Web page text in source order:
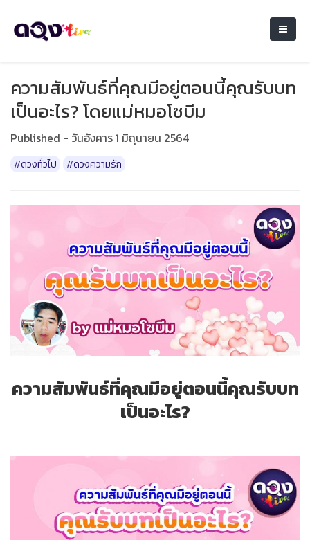
ความสัมพันธ์ที่คุณมีอยู่ตอนนี้คุณรับบท
เป็นอะไร? โดยแม่หมอโซบีม
Published - วันอังคาร 1 มิถุนายน 2564
#ดวงทั่วไป #ดวงความรัก
ความสัมพันธ์ที่คุณมีอยู่ตอนนี้คุณรับบท
เป็นอะไร?